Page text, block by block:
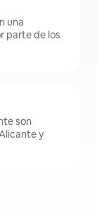
una
parte de los
son
y